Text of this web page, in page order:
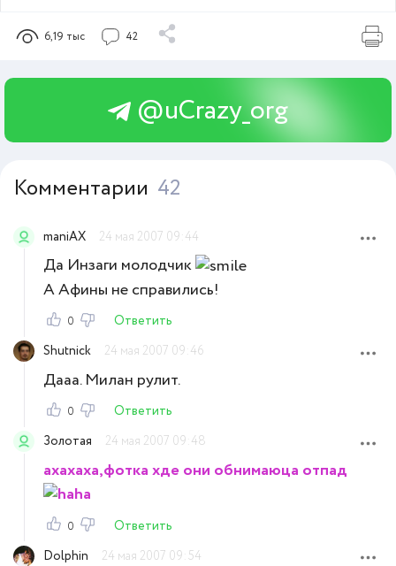
6,19 тыс 42
@uCrazy_org
Комментарии 42
maniAX 24 мая 2007 09:44
Да Инзаги молодчик
А Афины не справились!
0
Ответить
Shutnick
24 мая 2007 09:46
Дааа. Милан рулит.
0
Ответить
Золотая
24 мая 2007 09:48
ахахаха,фотка хде они обнимаюца отпад
0
Ответить
Dolphin
24 мая 2007 09:54